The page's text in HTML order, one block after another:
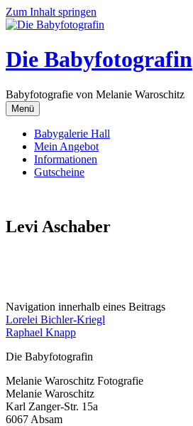
Zum Inhalt springen
Die Babyfotografin
Babyfotografie von Melanie Waroschitz
Menü
Babygalerie Hall
Mein Angebot
Informationen
Gutscheine
Levi Aschaber
Navigation innerhalb eines Beitrags
Lorelei Bichler-Kriegl
Raphael Knapp
Die Babyfotografin
Melanie Waroschitz Fotografie
Melanie Waroschitz
Karl Zanger-Str. 15a
6067 Absam